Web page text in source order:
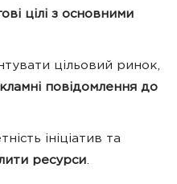
цілі з основними
цільовий ринок,
повідомлення до
ініціатив та
ресурси.